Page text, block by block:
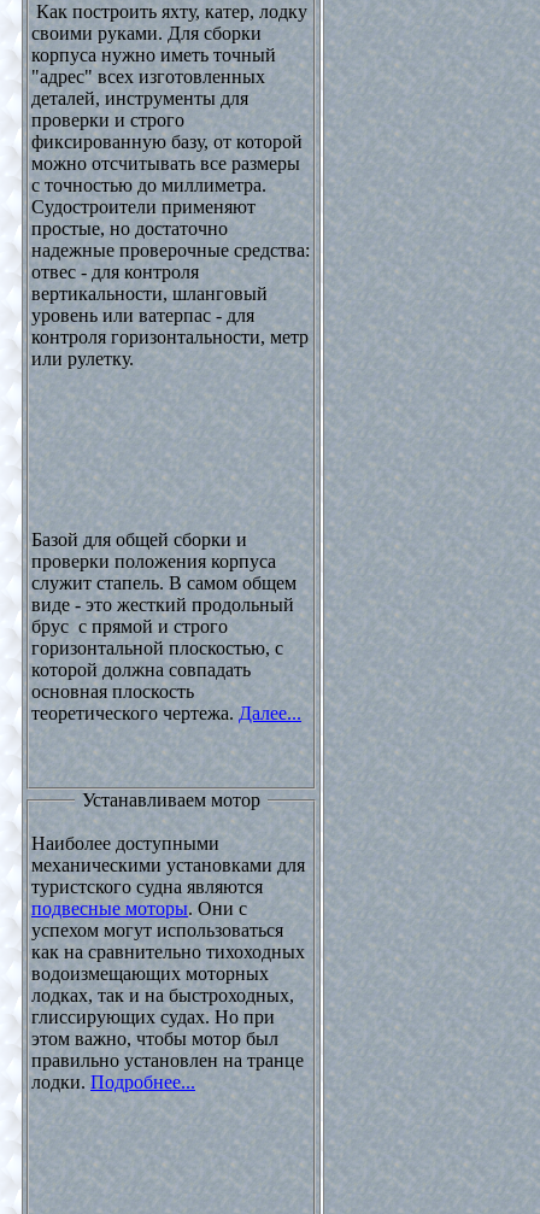
Как построить яхту, катер, лодку
своими руками. Для сборки
корпуса нужно иметь точный
"адрес" всех изготовленных
деталей, инструменты для
проверки и строго
фиксированную базу, от которой
можно отсчитывать все размеры
с точностью до миллиметра.
Судостроители применяют
простые, но достаточно
надежные проверочные средства:
отвес - для контроля
вертикальности, шланговый
уровень или ватерпас - для
контроля горизонтальности, метр
или рулетку.
Базой для общей сборки и
проверки положения корпуса
служит стапель. В самом общем
виде - это жесткий продольный
брус с прямой и строго
горизонтальной плоскостью, с
которой должна совпадать
основная плоскость
теоретического чертежа. Далее...
Устанавливаем мотор
Наиболее доступными
механическими установками для
туристского судна являются
подвесные моторы. Они с
успехом могут использоваться
как на сравнительно тихоходных
водоизмещающих моторных
лодках, так и на быстроходных,
глиссирующих судах. Но при
этом важно, чтобы мотор был
правильно установлен на транце
лодки. Подробнее...